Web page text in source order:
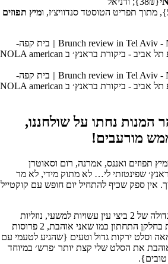
מיץ תפוזים
המנות נחתו על שולחננו,
מורעבים!
תפוזים ואננס, אמרנה, רום וסאוטרן
שפינטזתי לי… לא מתוק מידי, לא מר
אין ספק שכיף להתחיל יום חופש עם קוקטייל
היא מנה גדולה של 2 ביצי עין עשויות למשעי, נוזליות
בדיוק במידה הנכונה וחרוכות בחלקן התחתון כמו שאני אוהבת, 2 פרוסות
וסלט ירקות גדול וטעים {שהגיע לטעמי עם
את הסלט שלי קצת יותר ׳פרש׳ במיוחד